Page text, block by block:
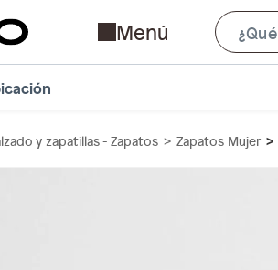
Menú
y zapatillas - Zapatos Zapatos Mujer